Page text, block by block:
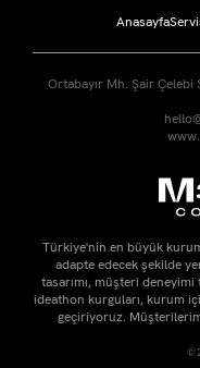
Anasayfa
Ortabayır Mh. Şair Çelebi
Türkiye'nin en büyük
adapte edecek şekilde
tasarımı, müşteri
ideathon kurguları, kurum
geçiriyoruz.
©